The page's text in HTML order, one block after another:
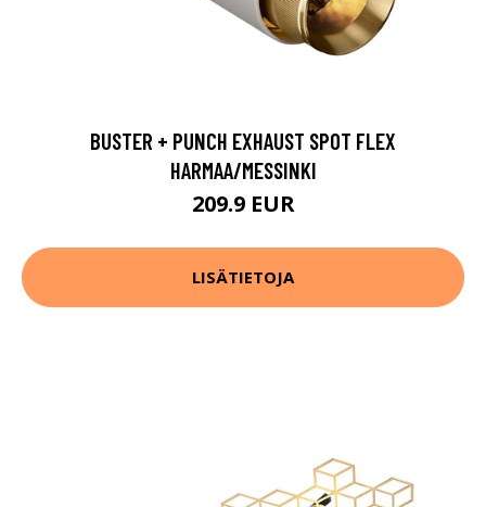
BUSTER + PUNCH EXHAUST SPOT FLEX
HARMAA/MESSINKI
209.9 EUR
LISÄTIETOJA